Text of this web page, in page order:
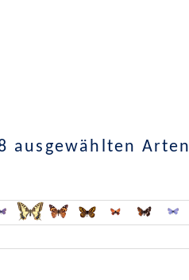
ausgewählten Arten